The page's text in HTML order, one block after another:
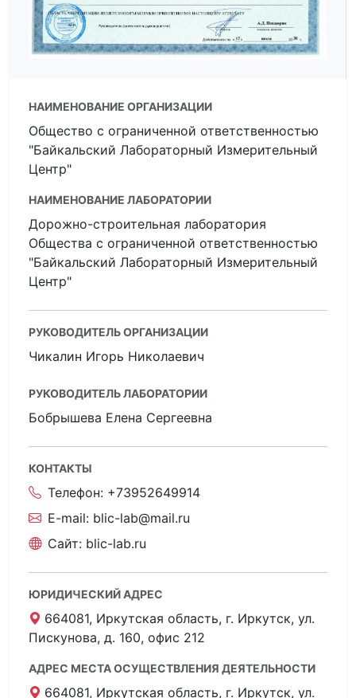
НАИМЕНОВАНИЕ ОРГАНИЗАЦИИ
Общество с ограниченной ответственностью
"Байкальский Лабораторный Измерительный
Центр"
НАИМЕНОВАНИЕ ЛАБОРАТОРИИ
Дорожно-строительная лаборатория
Общества с ограниченной ответственностью
"Байкальский Лабораторный Измерительный
Центр"
РУКОВОДИТЕЛЬ ОРГАНИЗАЦИИ
Чикалин Игорь Николаевич
РУКОВОДИТЕЛЬ ЛАБОРАТОРИИ
Бобрышева Елена Сергеевна
КОНТАКТЫ
Телефон: +73952649914
E-mail: blic-lab@mail.ru
Сайт: blic-lab.ru
ЮРИДИЧЕСКИЙ АДРЕС
664081, Иркутская область, г. Иркутск, ул.
Пискунова, д. 160, офис 212
АДРЕС МЕСТА ОСУЩЕСТВЛЕНИЯ ДЕЯТЕЛЬНОСТИ
664081, Иркутская область, г. Иркутск, ул.